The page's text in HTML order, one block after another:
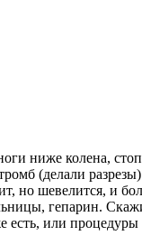
ниже колена,
(делали
шевелится, и
гепарин.
или